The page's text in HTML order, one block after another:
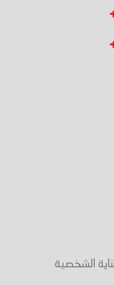
الشخصية